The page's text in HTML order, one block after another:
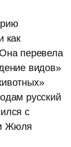
как
перевела
видов»
русский
с
Жюля